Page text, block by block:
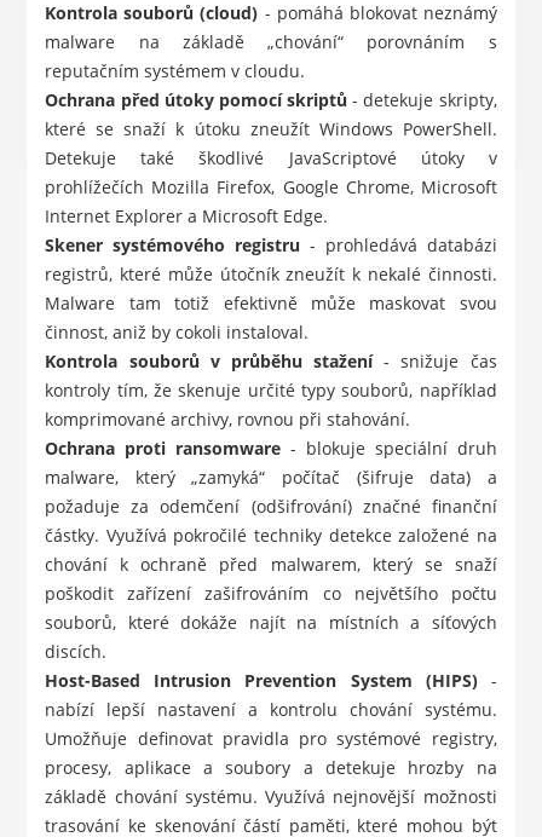
Kontrola souborů (cloud) - pomáhá blokovat neznámý
malware na základě „chování“ porovnáním s
reputačním systémem v cloudu.
Ochrana před útoky pomocí skriptů - detekuje skripty,
které se snaží k útoku zneužít Windows PowerShell.
Detekuje také škodlivé JavaScriptové útoky v
prohlížečích Mozilla Firefox, Google Chrome, Microsoft
Internet Explorer a Microsoft Edge.
Skener systémového registru - prohledává databázi
registrů, které může útočník zneužít k nekalé činnosti.
Malware tam totiž efektivně může maskovat svou
činnost, aniž by cokoli instaloval.
Kontrola souborů v průběhu stažení- snižuje čas
kontroly tím, že skenuje určité typy souborů, například
komprimované archivy, rovnou při stahování.
Ochrana proti ransomware - blokuje speciální druh
malware, který „zamyká“ počítač (šifruje data) a
požaduje za odemčení (odšifrování) značné finanční
částky. Využívá pokročilé techniky detekce založené na
chování k ochraně před malwarem, který se snaží
poškodit zařízení zašifrováním co největšího počtu
souborů, které dokáže najít na místních a síťových
discích.
Host-Based Intrusion Prevention System (HIPS)-
nabízí lepší nastavení a kontrolu chování systému.
Umožňuje definovat pravidla pro systémové registry,
procesy, aplikace a soubory a detekuje hrozby na
základě chování systému. Využívá nejnovější možnosti
trasování ke skenování částí paměti, které mohou být